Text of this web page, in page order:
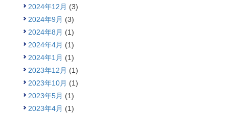
2024年12月 (3)
2024年9月 (3)
2024年8月 (1)
2024年4月 (1)
2024年1月 (1)
2023年12月 (1)
2023年10月 (1)
2023年5月 (1)
2023年4月 (1)